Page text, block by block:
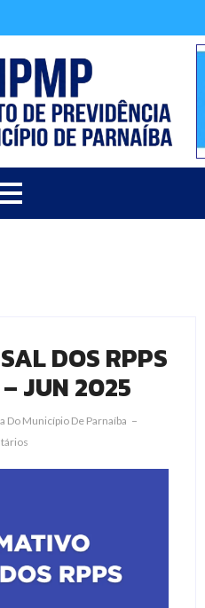
DOS RPPS
JUN 2025
Do Município De Parnaíba